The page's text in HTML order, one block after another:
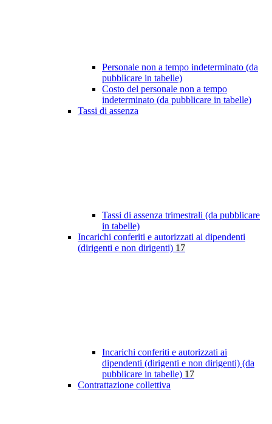
Personale non a tempo indeterminato (da
pubblicare in tabelle)
Costo del personale non a tempo
indeterminato (da pubblicare in tabelle)
Tassi di assenza
Tassi di assenza trimestrali (da pubblicare
in tabelle)
Incarichi conferiti e autorizzati ai dipendenti
(dirigenti e non dirigenti) 17
Incarichi conferiti e autorizzati ai
dipendenti (dirigenti e non dirigenti) (da
pubblicare in tabelle) 17
Contrattazione collettiva